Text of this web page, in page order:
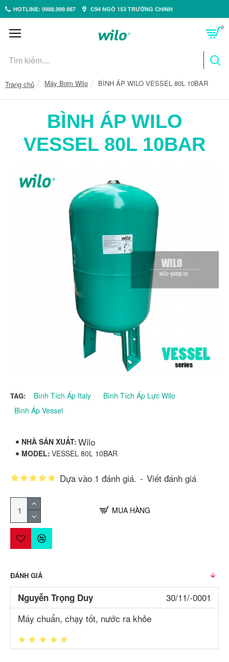
HOTLINE: 0988.999.987 C94 NGÕ 153 TRƯỜNG CHINH
0
Trang chủ Máy Bơm Wilo BÌNH ÁP WILO VESSEL 80L 10BAR
BÌNH ÁP WILO
VESSEL 80L 10BAR
TAG: Bình Tích Áp Italy
Bình Tích Áp Lực Wilo
Bình Áp Vessel
NHÀ SẢN XUẤT: Wilo
MODEL: VESSEL 80L 10BAR
Dựa vào 1 đánh giá. - Viết đánh giá
MUA HÀNG
ĐÁNH GIÁ
Nguyễn Trọng Duy
30/11/-0001
Máy chuẩn, chạy tốt, nước ra khỏe